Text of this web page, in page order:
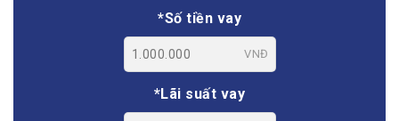
*Số tiền vay
VNĐ
*Lãi suất vay